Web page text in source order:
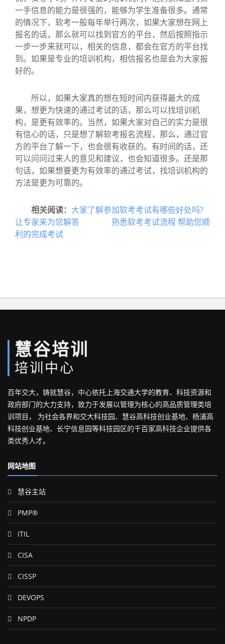
一手信息的能力是很强的，能够为学生准备很多。通常
的情况下，软考一般每年举行两次，如果大家想在网上
报名的话，那么就可以找到官方的平台，然后按照指示
一步一步来就可以，相关的信息，都会在官方的平台找
到。如果是专业的培训机构，相信报名也是会为大家报
好的。
所以，如果大家真的想在短时间内获得最大的成
果，想更为快速的通过考试的话，那么可以找培训机
构，是更有效率的。当然，如果大家对自己的实力是很
有信心的话，只是想了解软考报名流程，那么，通过官
方的平台了解一下，也会很有收获的。有时间的话，还
可以问问过来人的意见和建议，也会知道很多。还是那
句话，如果想要更为有效率的通过考试，找培训机构的
方法是更为可靠的。
相关阅读： 大家了解参加软考考试有哪些好处吗?
让专家来为您解答
熟悉软考考试流程 帮助您顺
利的完成考试
慧谷培训
培训中心
百年交大，铸就慧谷，中心依托上海交通大学的教育、科技资源和
政府部门的大力支持，致力于发展以管理为核心的高品质管理类培
训项目， 为社会各界和交大科技园、慧谷高科技创业基地、杨浦高
科技创业基地、长宁信息园等科技园区的千百家高科技企业提供各
类优秀人才。
网站地图
慧谷主站
PMP®
ITIL
CISA
CISSP
DEVOPS
NPDP